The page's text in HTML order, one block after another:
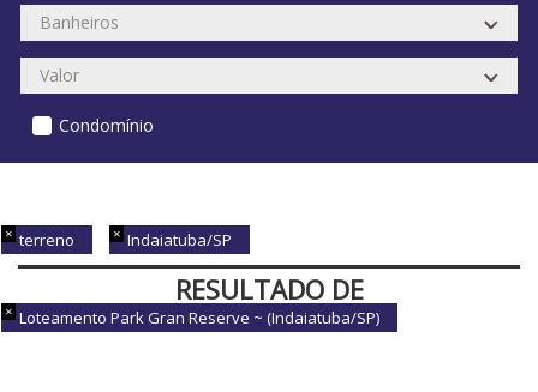
Condomínio
terreno Indaiatuba/SP
Loteamento Park Gran Reserve ~ (Indaiatuba/SP)
RESULTADO DE
BUSCA